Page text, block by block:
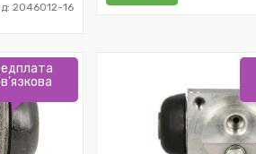
2046012-16